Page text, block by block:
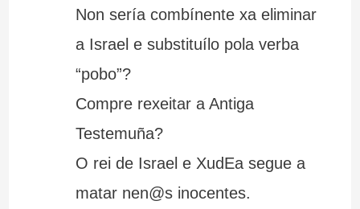
Non sería combínente xa eliminar
a Israel e substituílo pola verba
“pobo”?
Compre rexeitar a Antiga
Testemuña?
O rei de Israel e XudEa segue a
matar nen@s inocentes.